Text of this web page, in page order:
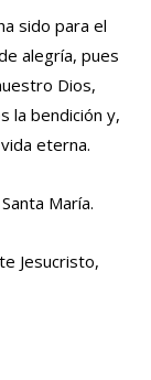
sido para el
alegría, pues
Dios,
la bendición y,
eterna.
María.
Jesucristo,